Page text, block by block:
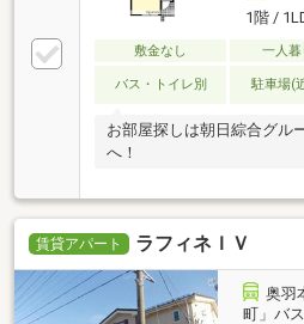
1階 /
敷金なし 一人暮
バス・トイレ別 駐車場(
お部屋探しは朝日綜合グル
へ！
賃貸アパート ラフィネＩＶ
奥羽
町」バ